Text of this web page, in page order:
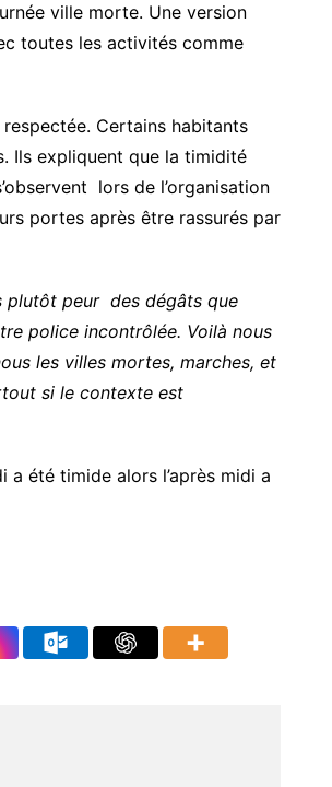
ville morte. Une version
toutes les activités comme
Certains habitants
Ils expliquent que la timidité
lors de l’organisation
portes après être rassurés par
plutôt peur des dégâts que
police incontrôlée. Voilà nous
les villes mortes, marches, et
si le contexte est
a été timide alors l’après midi a